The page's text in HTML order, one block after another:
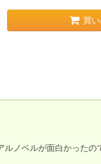
買い
ノベルが面白かったの